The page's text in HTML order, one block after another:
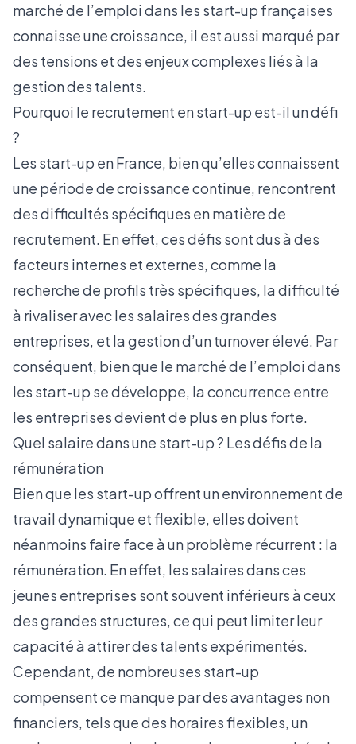
marché de l’emploi dans les start-up françaises
connaisse une croissance, il est aussi marqué par
des tensions et des enjeux complexes liés à la
gestion des talents.
Pourquoi le recrutement en start-up est-il un défi
?
Les start-up en France, bien qu’elles connaissent
une période de croissance continue, rencontrent
des difficultés spécifiques en matière de
recrutement. En effet, ces défis sont dus à des
facteurs internes et externes, comme la
recherche de profils très spécifiques, la difficulté
à rivaliser avec les salaires des grandes
entreprises, et la gestion d’un turnover élevé. Par
conséquent, bien que le marché de l’emploi dans
les start-up se développe, la concurrence entre
les entreprises devient de plus en plus forte.
Quel salaire dans une start-up ? Les défis de la
rémunération
Bien que les start-up offrent un environnement de
travail dynamique et flexible, elles doivent
néanmoins faire face à un problème récurrent : la
rémunération. En effet, les salaires dans ces
jeunes entreprises sont souvent inférieurs à ceux
des grandes structures, ce qui peut limiter leur
capacité à attirer des talents expérimentés.
Cependant, de nombreuses start-up
compensent ce manque par des avantages non
financiers, tels que des horaires flexibles, un